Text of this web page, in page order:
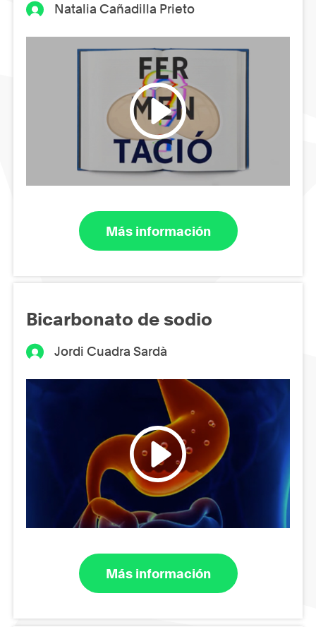
Natalia Cañadilla Prieto
Más información
Bicarbonato de sodio
Jordi Cuadra Sardà
Más información